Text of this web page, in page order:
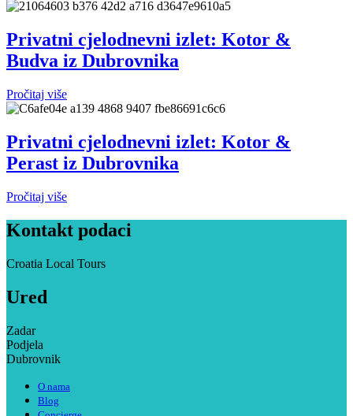
Privatni cjelodnevni izlet: Kotor &
Budva iz Dubrovnika
Pročitaj više
Privatni cjelodnevni izlet: Kotor &
Perast iz Dubrovnika
Pročitaj više
Kontakt podaci
Croatia Local Tours
Ured
Zadar
Podjela
Dubrovnik
O nama
Blog